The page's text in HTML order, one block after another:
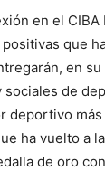
en el CIBA
que
en
de
deportivo
ha vuelto a
de oro